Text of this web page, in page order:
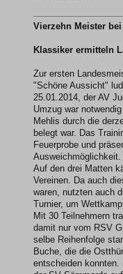
Vierzehn Meister
Klassiker ermitteln
Zur ersten
"Schöne Aussicht"
25.01.2014, der AV
Umzug war
Mehlis durch die
belegt war. Das
Feuerprobe und
Ausweichmöglichkeit.
Auf den drei Matten
Vereinen. Da auch
waren, nutzten auch
Turnier, um
Mit 30 Teilnehmern
damit nur vom RSV
selbe Reihenfolge
Buche, die die
entscheiden